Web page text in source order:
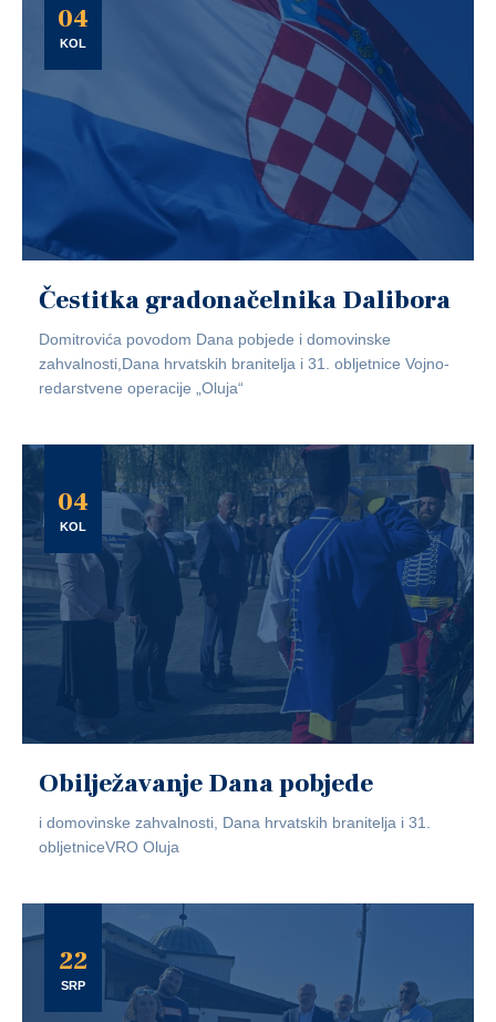
04
KOL
Čestitka gradonačelnika Dalibora
Domitrovića povodom Dana pobjede i domovinske
zahvalnosti,Dana hrvatskih branitelja i 31. obljetnice Vojno-
redarstvene operacije „Oluja“
04
KOL
Obilježavanje Dana pobjede
i domovinske zahvalnosti, Dana hrvatskih branitelja i 31.
obljetniceVRO Oluja
22
SRP